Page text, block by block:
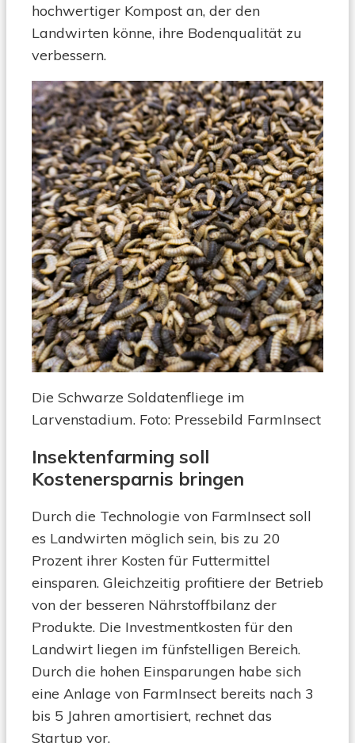
hochwertiger Kompost an, der den
Landwirten könne, ihre Bodenqualität zu
verbessern.
Die Schwarze Soldatenfliege im
Larvenstadium. Foto: Pressebild FarmInsect
Insektenfarming soll
Kostenersparnis bringen
Durch die Technologie von FarmInsect soll
es Landwirten möglich sein, bis zu 20
Prozent ihrer Kosten für Futtermittel
einsparen. Gleichzeitig profitiere der Betrieb
von der besseren Nährstoffbilanz der
Produkte. Die Investmentkosten für den
Landwirt liegen im fünfstelligen Bereich.
Durch die hohen Einsparungen habe sich
eine Anlage von FarmInsect bereits nach 3
bis 5 Jahren amortisiert, rechnet das
Startup vor.